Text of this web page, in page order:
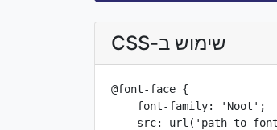
שימוש ב-CSS
@font-face {
    font-family: 'Noot';
src: url('path-to-